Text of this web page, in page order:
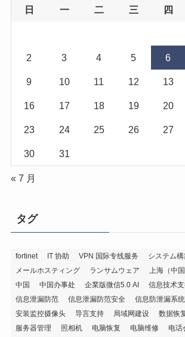
日 一 二 三 四
2 3 4 5 6
9 10 11 12 13
16 17 18 19 20
23 24 25 26 27
30 31
« 7 月
タグ
fortinet IT 协助 VPN 国际专线服务
システム
メールホスティング
ランサムウェア 上海（中国
中国
中国办事处 企業版微信5.0 AI 信息技术
信息泄漏防范
信息泄漏防范安全 信息防泄漏系统
安装监控摄像头
导言支持 局域网建设 数据恢
服务器管理
照相机 电脑恢复 电脑维修 电话